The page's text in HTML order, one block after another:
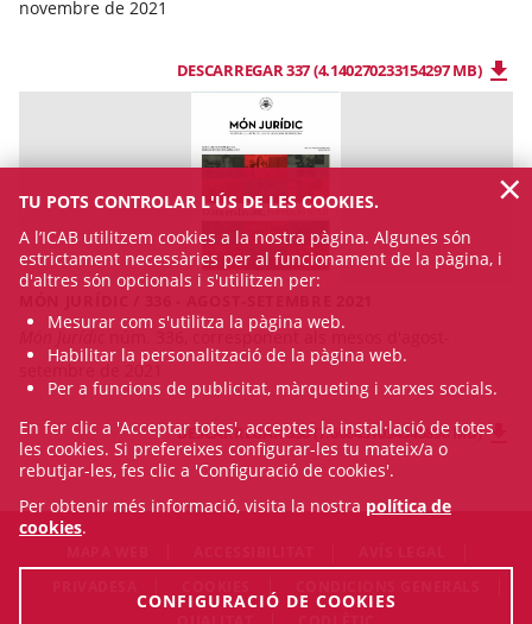
novembre de 2021
DESCARREGAR 337 (4.140270233154297 MB)
núm. 336, corresponent als mesos d'agost-
setembre de 2021
DESCARREGAR 336 (7.606451034545898 MB)
TU POTS CONTROLAR L'ÚS DE LES COOKIES.
A l’ICAB utilitzem cookies a la nostra pàgina. Algunes són
estrictament necessàries per al funcionament de la pàgina, i
d'altres són opcionals i s'utilitzen per:
Mesurar com s'utilitza la pàgina web.
Habilitar la personalització de la pàgina web.
Per a funcions de publicitat, màrqueting i xarxes socials.
En fer clic a 'Acceptar totes', acceptes la instal·lació de totes
les cookies. Si prefereixes configurar-les tu mateix/a o
rebutjar-les, fes clic a 'Configuració de cookies'.
Per obtenir més informació, visita la nostra política de
cookies.
CONFIGURACIÓ DE COOKIES
×